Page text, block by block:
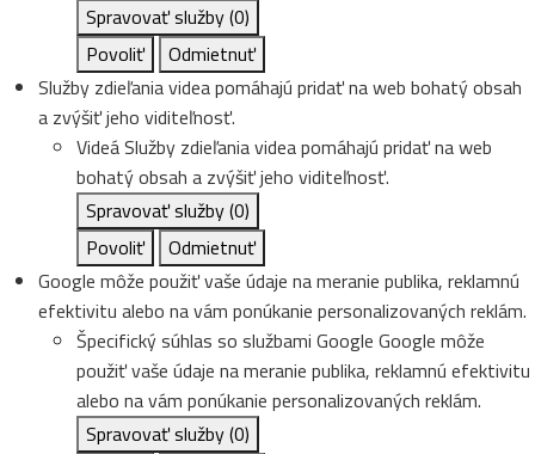
Spravovať služby(0)
Povoliť
Odmietnuť
Služby zdieľania videa pomáhajú pridať na web bohatý obsah
a zvýšiť jeho viditeľnosť.
VideáSlužby zdieľania videa pomáhajú pridať na web
bohatý obsah a zvýšiť jeho viditeľnosť.
Spravovať služby(0)
Povoliť
Odmietnuť
Google môže použiť vaše údaje na meranie publika, reklamnú
efektivitu alebo na vám ponúkanie personalizovaných reklám.
Špecifický súhlas so službami Google Google môže
použiť vaše údaje na meranie publika, reklamnú efektivitu
alebo na vám ponúkanie personalizovaných reklám.
Spravovať služby(0)